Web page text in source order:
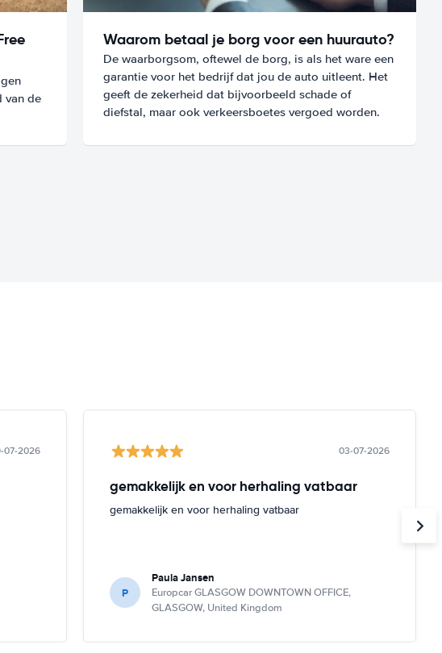
van de
Waarom betaal je borg voor een huurauto?
De waarborgsom, oftewel de borg, is als het ware een
garantie voor het bedrijf dat jou de auto uitleent. Het
geeft de zekerheid dat bijvoorbeeld schade of
diefstal, maar ook verkeersboetes vergoed worden.
07-2026 03-07-2026
gemakkelijk en voor herhaling vatbaar
gemakkelijk en voor herhaling vatbaar
P
Paula Jansen
Europcar GLASGOW DOWNTOWN OFFICE,
GLASGOW, United Kingdom